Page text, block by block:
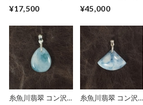
ントトップ 3.8g
pendant top
¥17,500
トップ 12.1g
Jadeite pendant top
¥45,000
糸魚川翡翠 コン沢
糸魚川翡翠 コン沢